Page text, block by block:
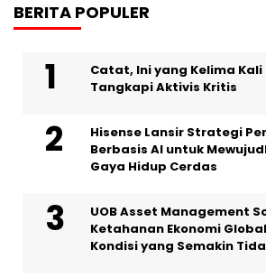
BERITA POPULER
Catat, Ini yang Kelima Kali
Tangkapi Aktivis Kritis
Hisense Lansir Strategi
Berbasis AI untuk
Gaya Hidup Cerdas
UOB Asset Management
Ketahanan Ekonomi
Kondisi yang Semakin